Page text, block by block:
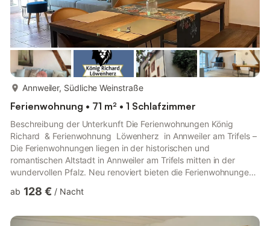
Annweiler, Südliche Weinstraße
Ferienwohnung • 71 m² • 1 Schlafzimmer
Beschreibung der Unterkunft Die Ferienwohnungen König
Richard & Ferienwohnung Löwenherz in Annweiler am Trifels –
Die Ferienwohnungen liegen in der historischen und
romantischen Altstadt in Annweiler am Trifels mitten in der
wundervollen Pfalz. Neu renoviert bieten die Ferienwohnungen
Mühlgasse ist eine Sackgasse) und dennoch zentral mitten in
Stellplatz. Einen abschliessbaren Raum für E-Bikes stellen wir
ab 128 € / Nacht